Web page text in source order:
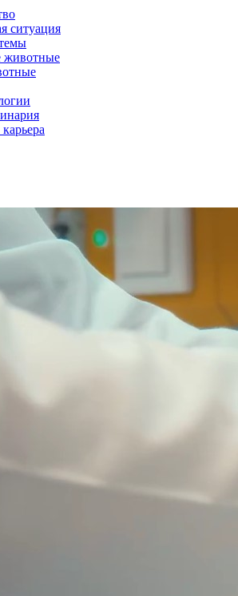
ситуация
животные